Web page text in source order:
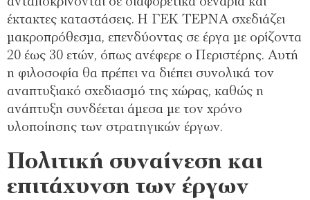
έκτακτες καταστάσεις. Η ΓΕΚ ΤΕΡΝΑ σχεδιάζει
μακροπρόθεσμα, επενδύοντας σε έργα με ορίζοντα
20 έως 30 ετών, όπως ανέφερε ο Περιστέρης. Αυτή
η φιλοσοφία θα πρέπει να διέπει συνολικά τον
αναπτυξιακό σχεδιασμό της χώρας, καθώς η
ανάπτυξη συνδέεται άμεσα με τον χρόνο
υλοποίησης των στρατηγικών έργων.
Πολιτική συναίνεση και
επιτάχυνση των έργων